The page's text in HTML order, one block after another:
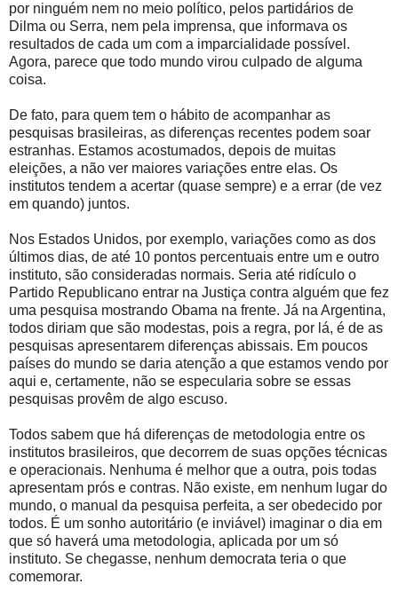
por ninguém nem no meio político, pelos partidários de
Dilma ou Serra, nem pela imprensa, que informava os
resultados de cada um com a imparcialidade possível.
Agora, parece que todo mundo virou culpado de alguma
coisa.
De fato, para quem tem o hábito de acompanhar as
pesquisas brasileiras, as diferenças recentes podem soar
estranhas. Estamos acostumados, depois de muitas
eleições, a não ver maiores variações entre elas. Os
institutos tendem a acertar (quase sempre) e a errar (de vez
em quando) juntos.
Nos Estados Unidos, por exemplo, variações como as dos
últimos dias, de até 10 pontos percentuais entre um e outro
instituto, são consideradas normais. Seria até ridículo o
Partido Republicano entrar na Justiça contra alguém que fez
uma pesquisa mostrando Obama na frente. Já na Argentina,
todos diriam que são modestas, pois a regra, por lá, é de as
pesquisas apresentarem diferenças abissais. Em poucos
países do mundo se daria atenção a que estamos vendo por
aqui e, certamente, não se especularia sobre se essas
pesquisas provêm de algo escuso.
Todos sabem que há diferenças de metodologia entre os
institutos brasileiros, que decorrem de suas opções técnicas
e operacionais. Nenhuma é melhor que a outra, pois todas
apresentam prós e contras. Não existe, em nenhum lugar do
mundo, o manual da pesquisa perfeita, a ser obedecido por
todos. É um sonho autoritário (e inviável) imaginar o dia em
que só haverá uma metodologia, aplicada por um só
instituto. Se chegasse, nenhum democrata teria o que
comemorar.